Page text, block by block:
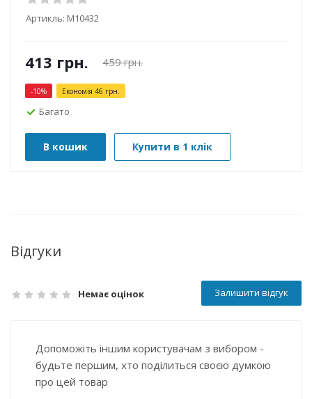
Артикль: М10432
413 грн. 459грн.
-10% Економія 46 грн.
Багато
В кошик Купити в 1 клік
Відгуки
Немає оцінок Залишити відгук
Допоможіть іншим користувачам з вибором -
будьте першим, хто поділиться своєю думкою
про цей товар